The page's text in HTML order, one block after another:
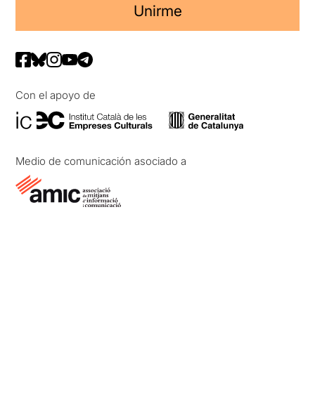
Unirme
Con el apoyo de
Medio de comunicación asociado a